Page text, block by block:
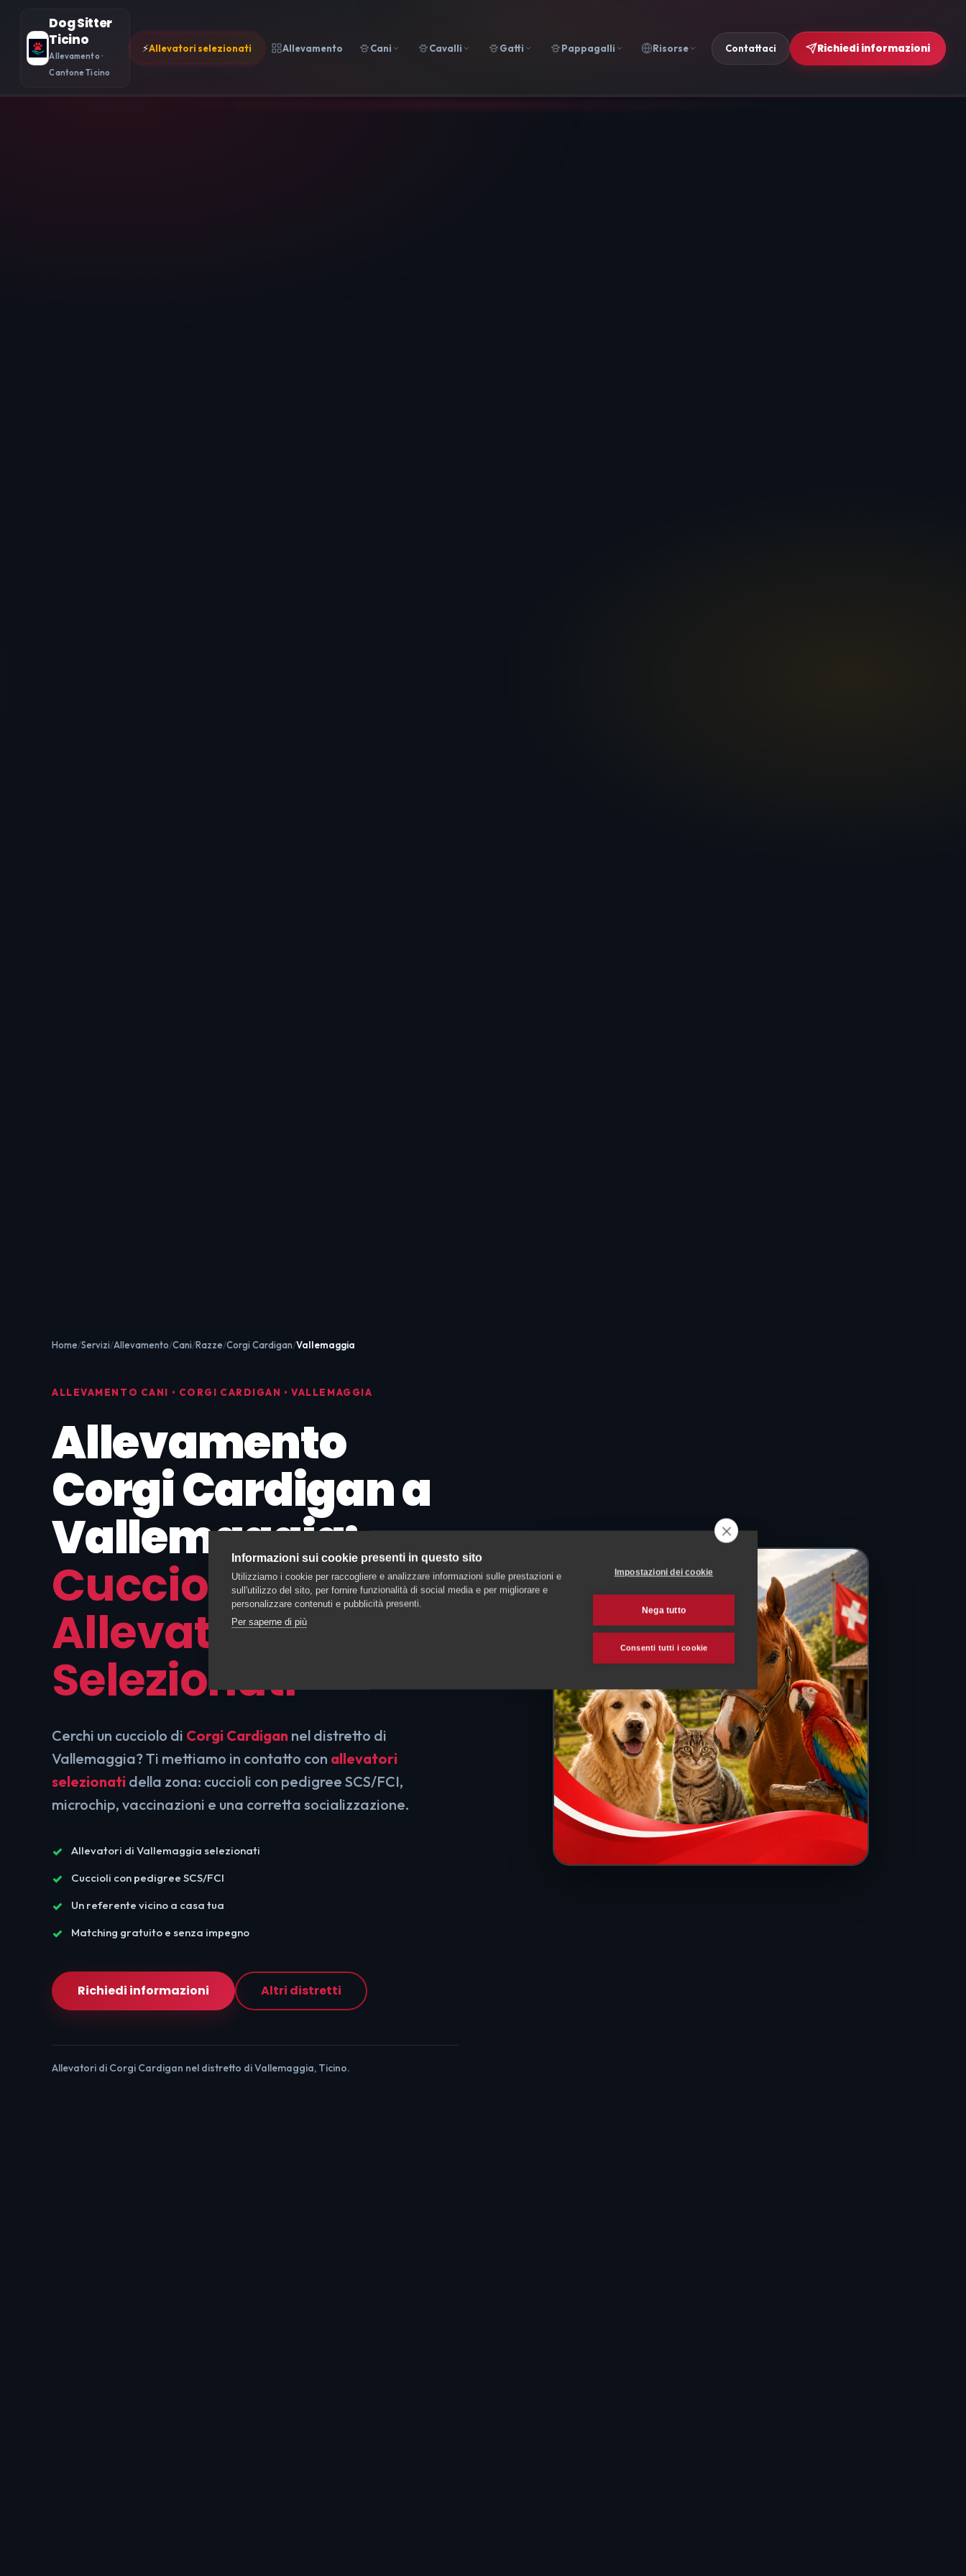
Dog Sitter
Ticino
Allevamento ·
Cantone Ticino
⚡Allevatori selezionati Allevamento Cani Cavalli Gatti Pappagalli Risorse Contattaci Richiedi informazioni
Home Servizi Allevamento Cani Razze Corgi Cardigan Vallemaggia
ALLEVAMENTO CANI • CORGI CARDIGAN • VALLEMAGGIA
Allevamento
Corgi Cardigan a
Vallemaggia:
Cuccioli da
Allevatori
Selezionati
Cerchi un cucciolo di Corgi Cardigan nel distretto di
Vallemaggia? Ti mettiamo in contatto con allevatori
selezionati della zona: cuccioli con pedigree SCS/FCI,
microchip, vaccinazioni e una corretta socializzazione.
Allevatori di Vallemaggia selezionati
Cuccioli con pedigree SCS/FCI
Un referente vicino a casa tua
Matching gratuito e senza impegno
Richiedi informazioni Altri distretti
Allevatori di Corgi Cardigan nel distretto di Vallemaggia, Ticino.
Informazioni sui cookie presenti in questo sito
Utilizziamo i cookie per raccogliere e analizzare informazioni sulle prestazioni e
sull'utilizzo del sito, per fornire funzionalità di social media e per migliorare e
personalizzare contenuti e pubblicità presenti.
Per saperne di più
Impostazioni dei cookie
Nega tutto
Consenti tutti i cookie